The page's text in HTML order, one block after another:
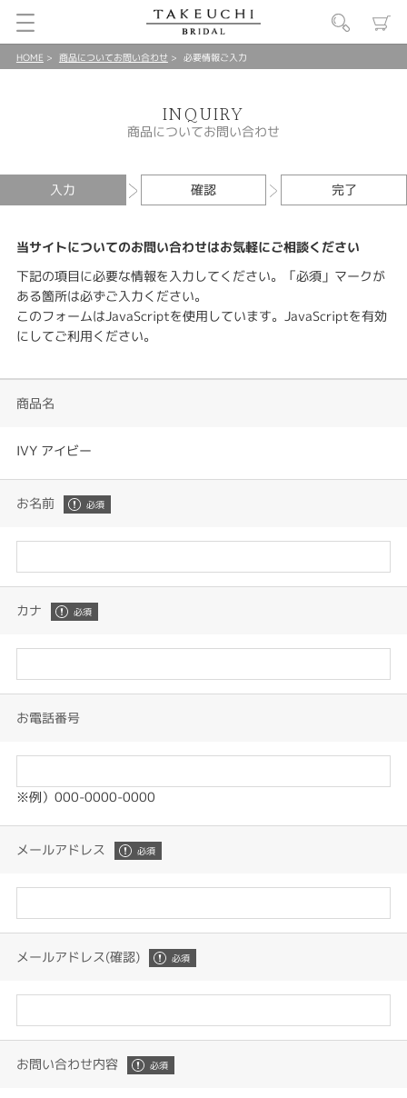
HOME 商品についてお問い合わせ 必要情報ご入力
INQUIRY
商品についてお問い合わせ
入力 確認 完了
当サイトについてのお問い合わせはお気軽にご相談ください
下記の項目に必要な情報を入力してください。「必須」マークが
ある箇所は必ずご入力ください。
このフォームはJavaScriptを使用しています。JavaScriptを有効
にしてご利用ください。
商品名
IVY アイビー
お名前
カナ
お電話番号
※例）000-0000-0000
メールアドレス
メールアドレス(確認)
お問い合わせ内容